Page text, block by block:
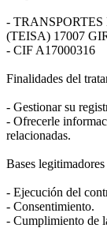
-
(TEISA) 17007
- CIF A17000316
Finalidades del
- Gestionar su
- Ofrecerle
relacionadas.
Bases
- Ejecución del
- Consentimiento.
- Cumplimiento de